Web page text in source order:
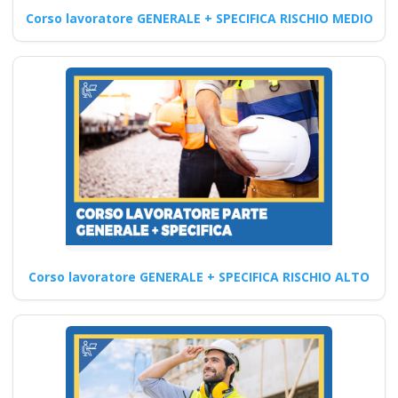
Come prevenire gli infortuni
legati all'uso delle macchine e
degli attrezzi nei…
Continua
Corsi di Formazione
Professionale per
Datori di Lavoro:
Rischio Basso
Sicurezza e formazione: corso
per carrellisti e mulettisti
Gestione dei residui di…
Corso lavoratore GENERALE + SPECIFICA RISCHIO MEDIO
Corso lavoratore GENERALE + SPECIFICA RISCHIO ALTO